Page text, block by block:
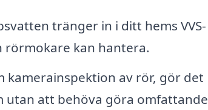
tränger in i ditt hems VVS-
rörmokare kan hantera.
kamerainspektion av rör, gör det
att behöva göra omfattande